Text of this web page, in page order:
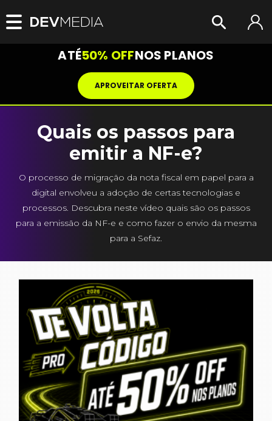
ATÉ50% OFFNOS PLANOS
APROVEITAR OFERTA
Quais os passos para
emitir a NF-e?
O processo de migração da nota fiscal em papel para a
digital envolveu a adoção de certas tecnologias e
processos. Descubra neste vídeo quais são os passos
para a emissão da NF-e e como fazer o envio da mesma
para a Sefaz.